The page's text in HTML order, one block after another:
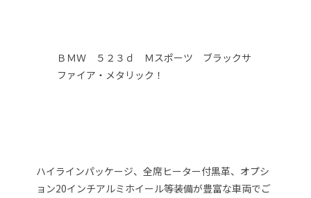
ＢＭＷ ５２３ｄ Ｍスポーツ ブラックサ
ファイア・メタリック！
ハイラインパッケージ、全席ヒーター付黒革、オプシ
ョン20インチアルミホイール等装備が豊富な車両でご